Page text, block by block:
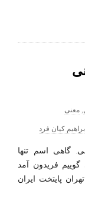
, معنی
ابراهیم کیان فرد
گاهی اسم تنها
فریدون آمد
پایتخت ایران